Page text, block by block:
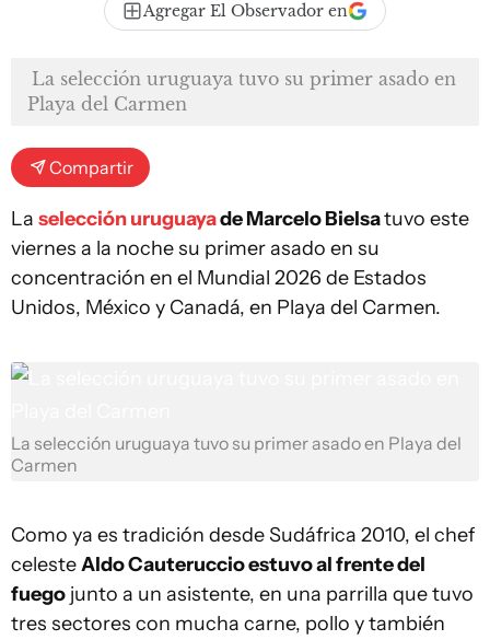
Agregar El Observador en
La selección uruguaya tuvo su primer asado en
Playa del Carmen
Compartir
La selección uruguayade Marcelo Bielsatuvo este
viernes a la noche su primer asado en su
concentración en el Mundial 2026 de Estados
Unidos, México y Canadá, en Playa del Carmen.
La selección uruguaya tuvo su primer asado en Playa del
Carmen
Como ya es tradición desde Sudáfrica 2010, el chef
celesteAldo Cauteruccio estuvo al frente del
fuego junto a un asistente, en una parrilla que tuvo
tres sectores con mucha carne, pollo y también